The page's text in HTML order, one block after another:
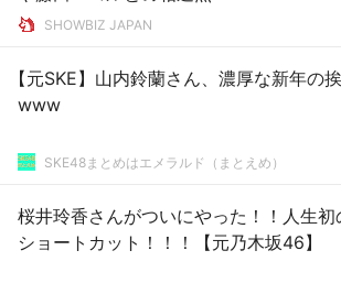
SHOWBIZ JAPAN
【元SKE】山内鈴蘭さん、濃厚な新年の
www
SKE48まとめはエメラルド（まとえめ）
桜井玲香さんがついにやった！！人生初
ショートカット！！！【元乃木坂46】